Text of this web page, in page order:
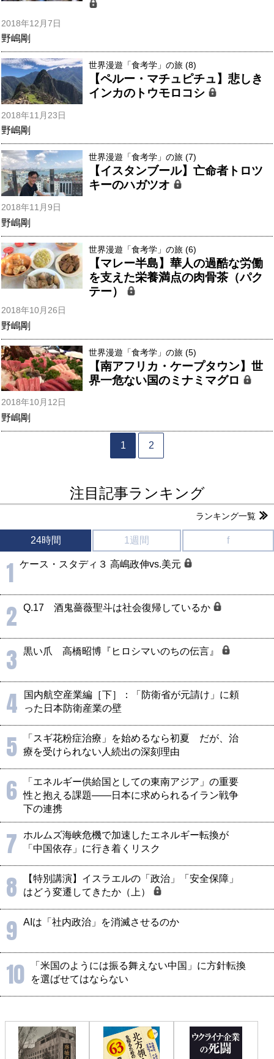
2018年12月7日
野嶋剛
世界漫遊「食考学」の旅 (8)
【ペルー・マチュピチュ】悲しき
インカのトウモロコシ
2018年11月23日
野嶋剛
世界漫遊「食考学」の旅 (7)
【イスタンブール】亡命者トロツ
キーのハガツオ
2018年11月9日
野嶋剛
世界漫遊「食考学」の旅 (6)
【マレー半島】華人の過酷な労働
を支えた栄養満点の肉骨茶（パク
テー）
2018年10月26日
野嶋剛
世界漫遊「食考学」の旅 (5)
【南アフリカ・ケープタウン】世
界一危ない国のミナミマグロ
2018年10月12日
野嶋剛
1 2
注目記事ランキング
ランキング一覧
24時間 1週間 f
1 ケース・スタディ３ 高嶋政伸vs.美元
2 Q.17 酒鬼薔薇聖斗は社会復帰しているか
3 黒い爪 高橋昭博『ヒロシマいのちの伝言』
4
国内航空産業編［下］：「防衛省が元請け」に頼
った日本防衛産業の壁
5
「スギ花粉症治療」を始めるなら初夏 だが、治
療を受けられない人続出の深刻理由
6
「エネルギー供給国としての東南アジア」の重要
性と抱える課題――日本に求められるイラン戦争
下の連携
7
ホルムズ海峡危機で加速したエネルギー転換が
「中国依存」に行き着くリスク
8
【特別講演】イスラエルの「政治」「安全保障」
はどう変遷してきたか（上）
9 AIは「社内政治」を消滅させるのか
10
「米国のようには振る舞えない中国」に方針転換
を選ばせてはならない